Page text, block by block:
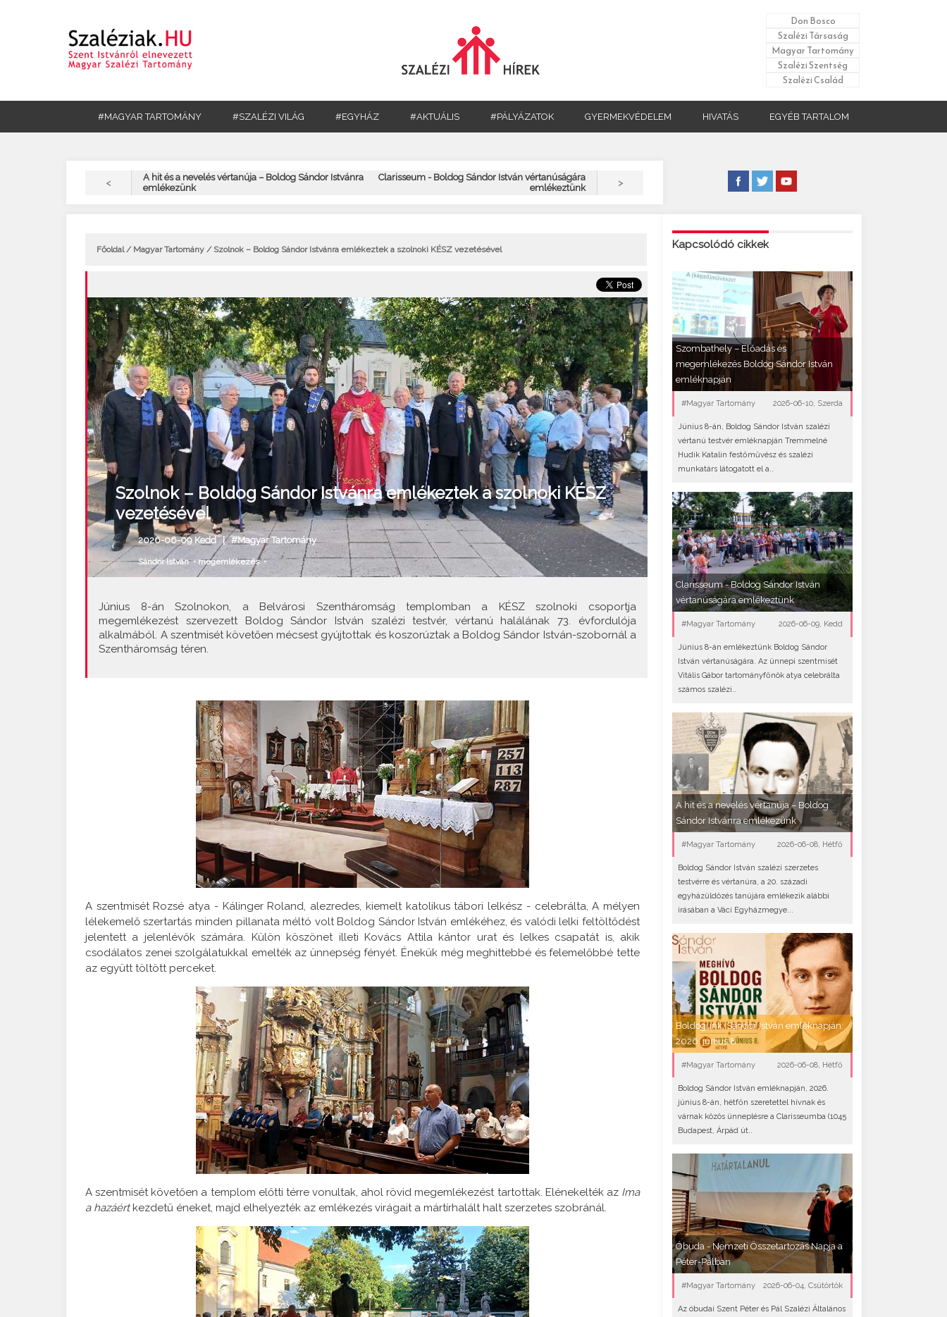
Don Bosco
Szalézi Társaság
Magyar Tartomány
Szalézi Szentség
Szalézi Család
#MAGYAR TARTOMÁNY #SZALÉZI VILÁG #EGYHÁZ #AKTUÁLIS #PÁLYÁZATOK GYERMEKVÉDELEM HIVATÁS EGYÉB TARTALOM
<
A hit és a nevelés vértanúja – Boldog Sándor Istvánra
emlékezünk
Clarisseum - Boldog Sándor István vértanúságára
emlékeztünk
>
Főoldal/ Magyar Tartomány / Szolnok – Boldog Sándor Istvánra emlékeztek a szolnoki KÉSZ vezetésével
Szolnok – Boldog Sándor Istvánra emlékeztek a szolnoki KÉSZ
vezetésével
2026-06-09 Kedd |#Magyar Tartomány
Sándor István• megemlékezés•
Június 8-án Szolnokon, a Belvárosi Szentháromság templomban a KÉSZ szolnoki csoportja
megemlékezést szervezett Boldog Sándor István szalézi testvér, vértanú halálának 73. évfordulója
alkalmából. A szentmisét követően mécsest gyújtottak és koszorúztak a Boldog Sándor István-szobornál a
Szentháromság téren.
A szentmisét Rozsé atya - Kálinger Roland, alezredes, kiemelt katolikus tábori lelkész - celebrálta, A mélyen
lélekemelő szertartás minden pillanata méltó volt Boldog Sándor István emlékéhez, és valódi lelki feltöltődést
jelentett a jelenlévők számára. Külön köszönet illeti Kovács Attila kántor urat és lelkes csapatát is, akik
csodálatos zenei szolgálatukkal emelték az ünnepség fényét. Énekük még meghittebbé és felemelőbbé tette
az együtt töltött perceket.
A szentmisét követően a templom előtti térre vonultak, ahol rövid megemlékezést tartottak. Elénekelték az Ima
a hazáértkezdetű éneket, majd elhelyezték az emlékezés virágait a mártírhalált halt szerzetes szobránál.
Kapcsolódó cikkek
Szombathely – Előadás és
megemlékezés Boldog Sándor István
emléknapján
#Magyar Tartomány 2026-06-10, Szerda
Június 8-án, Boldog Sándor István szalézi
vértanú testvér emléknapján Tremmelné
Hudik Katalin festőművész és szalézi
munkatárs látogatott el a..
Clarisseum - Boldog Sándor István
vértanúságára emlékeztünk
#Magyar Tartomány 2026-06-09, Kedd
Június 8-án emlékeztünk Boldog Sándor
István vértanúságára. Az ünnepi szentmisét
Vitális Gábor tartományfőnök atya celebrálta
számos szalézi..
A hit és a nevelés vértanúja – Boldog
Sándor Istvánra emlékezünk
#Magyar Tartomány 2026-06-08, Hétfő
Boldog Sándor István szalézi szerzetes
testvérre és vértanúra, a 20. századi
egyházüldözés tanújára emlékezik alábbi
írásában a Váci Egyházmegye...
Boldogunk, Sándor István emléknapján:
2026. június 8.
#Magyar Tartomány 2026-06-08, Hétfő
Boldog Sándor István emléknapján, 2026.
június 8-án, hétfőn szeretettel hívnak és
várnak közös ünneplésre a Clarisseumba (1045
Budapest, Árpád út..
Óbuda - Nemzeti Összetartozás Napja a
Péter-Pálban
#Magyar Tartomány 2026-06-04, Csütörtök
Az óbudai Szent Péter és Pál Szalézi Általános